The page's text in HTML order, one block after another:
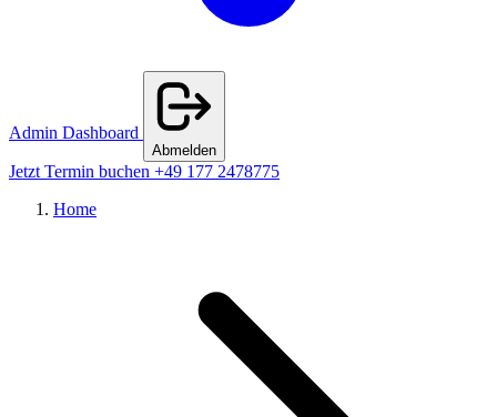
Admin Dashboard
Abmelden
Jetzt Termin buchen +49 177 2478775
Home